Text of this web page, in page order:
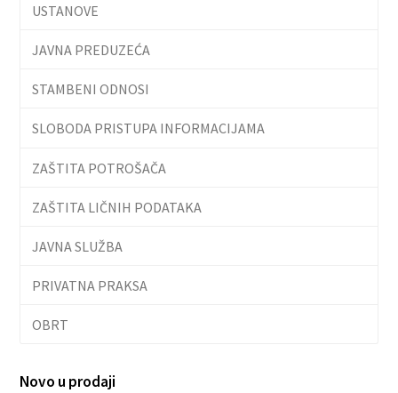
USTANOVE
JAVNA PREDUZEĆA
STAMBENI ODNOSI
SLOBODA PRISTUPA INFORMACIJAMA
ZAŠTITA POTROŠAČA
ZAŠTITA LIČNIH PODATAKA
JAVNA SLUŽBA
PRIVATNA PRAKSA
OBRT
Novo u prodaji